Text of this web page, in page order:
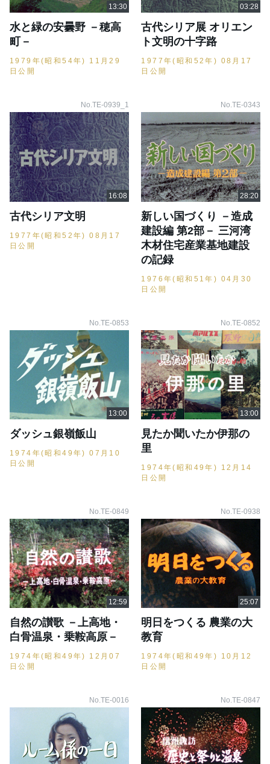
水と緑の安曇野 －穂高
町－
1979年(昭和54年) 11月29
日公開
古代シリア展 オリエン
ト文明の十字路
1977年(昭和52年) 08月17
日公開
No.TE-0939_1
古代シリア文明
1977年(昭和52年) 08月17
日公開
No.TE-0343
新しい国づくり －造成
建設編 第2部－ 三河湾
木材住宅産業基地建設
の記録
1976年(昭和51年) 04月30
日公開
No.TE-0853
ダッシュ銀嶺飯山
1974年(昭和49年) 07月10
日公開
No.TE-0852
見たか聞いたか伊那の
里
1974年(昭和49年) 12月14
日公開
No.TE-0849
自然の讃歌 －上高地・
白骨温泉・乗鞍高原－
1974年(昭和49年) 12月07
日公開
No.TE-0938
明日をつくる 農業の大
教育
1974年(昭和49年) 10月12
日公開
No.TE-0016 No.TE-0847